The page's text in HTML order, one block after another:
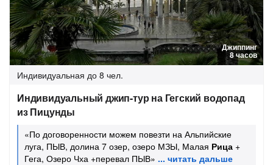
Джиппинг
8 часов
Индивидуальная до 8 чел.
Индивидуальный джип-тур на Гегский водопад
из Пицунды
«По договоренности можем повезти на Альпийские
луга, ПЫВ, долина 7 озер, озеро МЗЫ, Малая Рица +
Гега, Озеро Чха +перевал ПЫВ»